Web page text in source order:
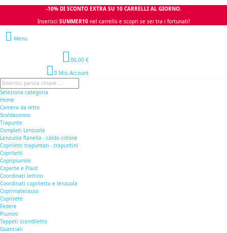
-10% DI SCONTO EXTRA SU 10 CARRELLI AL GIORNO.
Inserisci SUMMER10 nel carrello e scopri se sei tra i fortunati!
Menu
00,00 €
Il Mio Account
Seleziona categoria
Home
Camera da letto
Scaldasonno
Trapunte
Completi Lenzuola
Lenzuola flanella - caldo cotone
Copriletti trapuntati - trapuntini
Copriletti
Copripiumini
Coperte e Plaid
Coordinati lettino
Coordinati copriletto e lenzuola
Coprimaterasso
Coprirete
Federe
Piumini
Tappeti scendiletto
Guanciali